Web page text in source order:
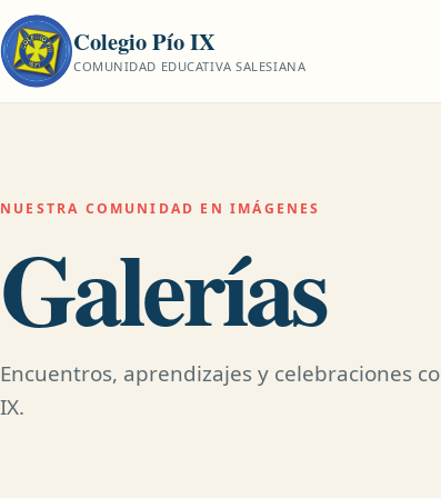
Colegio Pío IX
COMUNIDAD EDUCATIVA SALESIANA
NUESTRA COMUNIDAD EN IMÁGENES
Galerías
Encuentros, aprendizajes y celebraciones
IX.